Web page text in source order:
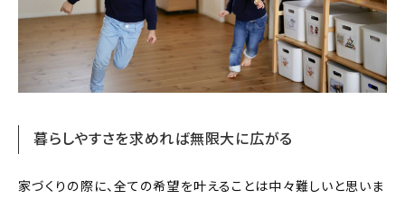
暮らしやすさを求めれば無限大に広がる
家づくりの際に、全ての希望を叶えることは中々難しいと思いま